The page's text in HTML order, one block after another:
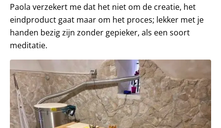
Paola verzekert me dat het niet om de creatie, het
eindproduct gaat maar om het proces; lekker met je
handen bezig zijn zonder gepieker, als een soort
meditatie.